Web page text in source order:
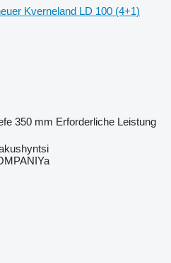
Kverneland LD 100 (4+1)
350 mm Erforderliche Leistung